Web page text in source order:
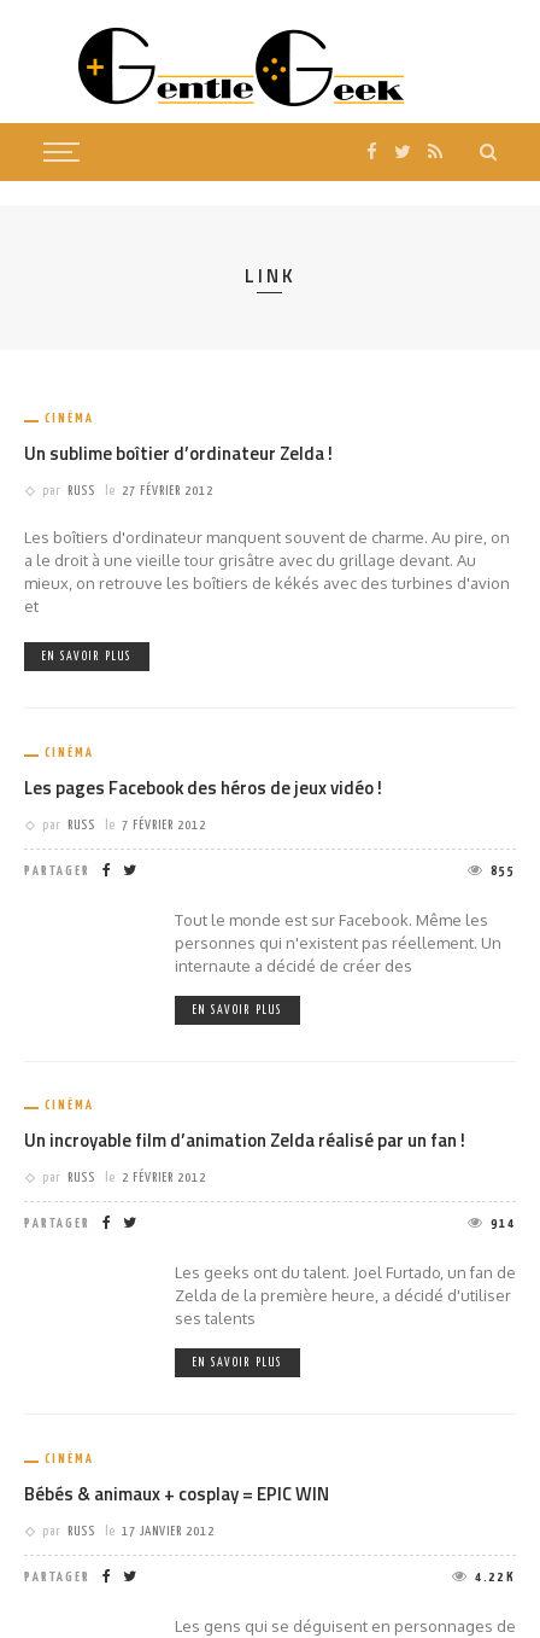
LINK
CINÉMA
Un sublime boîtier d’ordinateur Zelda !
par RUSS le 27 FÉVRIER 2012
Les boîtiers d'ordinateur manquent souvent de charme. Au pire, on
a le droit à une vieille tour grisâtre avec du grillage devant. Au
mieux, on retrouve les boîtiers de kékés avec des turbines d'avion
et
EN SAVOIR PLUS
CINÉMA
Les pages Facebook des héros de jeux vidéo !
par RUSS le 7 FÉVRIER 2012
PARTAGER 855
Tout le monde est sur Facebook. Même les
personnes qui n'existent pas réellement. Un
internaute a décidé de créer des
EN SAVOIR PLUS
CINÉMA
Un incroyable film d’animation Zelda réalisé par un fan !
par RUSS le 2 FÉVRIER 2012
PARTAGER 914
Les geeks ont du talent. Joel Furtado, un fan de
Zelda de la première heure, a décidé d'utiliser
ses talents
EN SAVOIR PLUS
CINÉMA
Bébés & animaux + cosplay = EPIC WIN
par RUSS le 17 JANVIER 2012
PARTAGER 4.22K
Les gens qui se déguisent en personnages de